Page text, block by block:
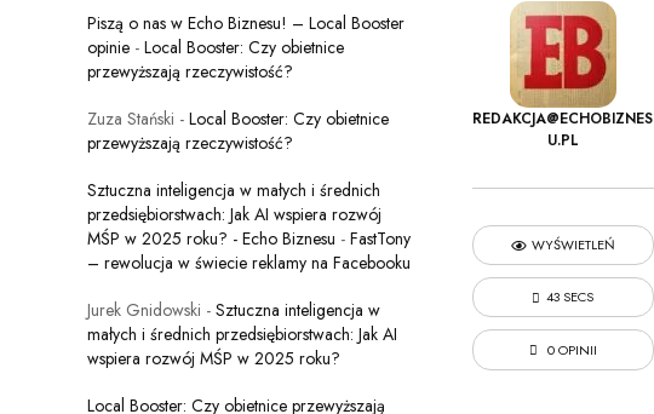
REDAKCJA@ECHOBIZNES
U.PL
WYŚWIETLEŃ
43 SECS
0 OPINII
Piszą o nas w Echo Biznesu! – Local Booster
opinie - Local Booster: Czy obietnice
przewyższają rzeczywistość?
Zuza Stański - Local Booster: Czy obietnice
przewyższają rzeczywistość?
Sztuczna inteligencja w małych i średnich
przedsiębiorstwach: Jak AI wspiera rozwój
MŚP w 2025 roku? - Echo Biznesu - FastTony
– rewolucja w świecie reklamy na Facebooku
Jurek Gnidowski - Sztuczna inteligencja w
małych i średnich przedsiębiorstwach: Jak AI
wspiera rozwój MŚP w 2025 roku?
Local Booster: Czy obietnice przewyższają